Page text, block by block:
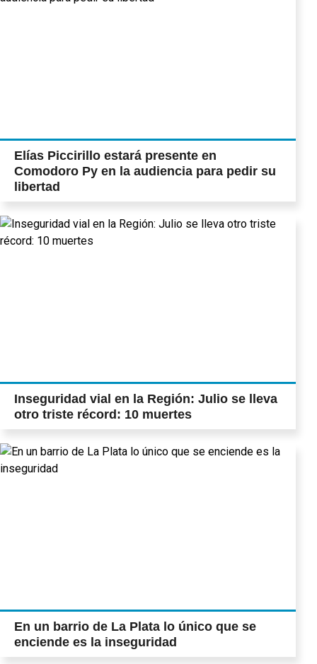
Elías Piccirillo estará presente en
Comodoro Py en la audiencia para pedir su
libertad
Inseguridad vial en la Región: Julio se lleva
otro triste récord: 10 muertes
En un barrio de La Plata lo único que se
enciende es la inseguridad